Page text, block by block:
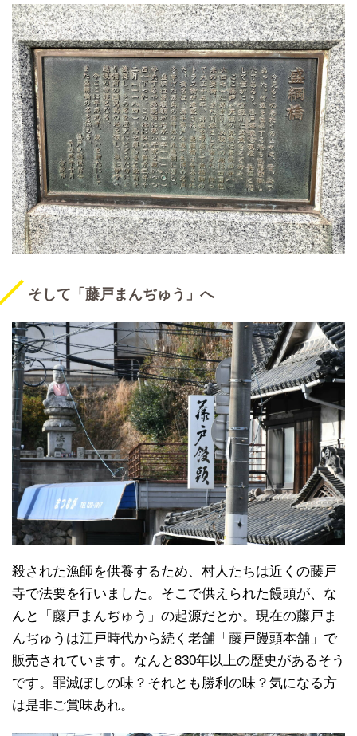
そして「藤戸まんぢゅう」へ
殺された漁師を供養するため、村人たちは近くの藤戸
寺で法要を行いました。そこで供えられた饅頭が、な
んと「藤戸まんぢゅう」の起源だとか。現在の藤戸ま
んぢゅうは江戸時代から続く老舗「藤戸饅頭本舗」で
販売されています。なんと830年以上の歴史があるそう
です。罪滅ぼしの味？それとも勝利の味？気になる方
は是非ご賞味あれ。